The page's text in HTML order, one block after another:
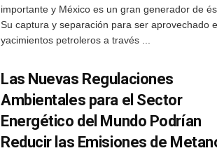
importante y México es un gran generador de
Su captura y separación para ser aprovechado
yacimientos petroleros a través ...
Las Nuevas Regulaciones
Ambientales para el Sector
Energético del Mundo Podrían
Reducir las Emisiones de